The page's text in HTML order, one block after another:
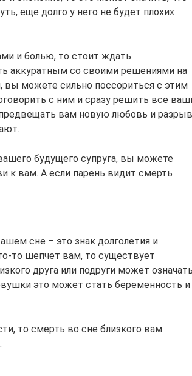
еще долго у него не будет плохих
и болью, то стоит ждать
аккуратным со своими решениями на
вы можете сильно поссориться с этим
с ним и сразу решить все
вам новую любовь и разрыв
будущего супруга, вы можете
к вам. А если парень видит смерть
сне – это знак долголетия и
то шепчет вам, то существует
друга или подруги может означать
это может стать беременность и
то смерть во сне близкого вам